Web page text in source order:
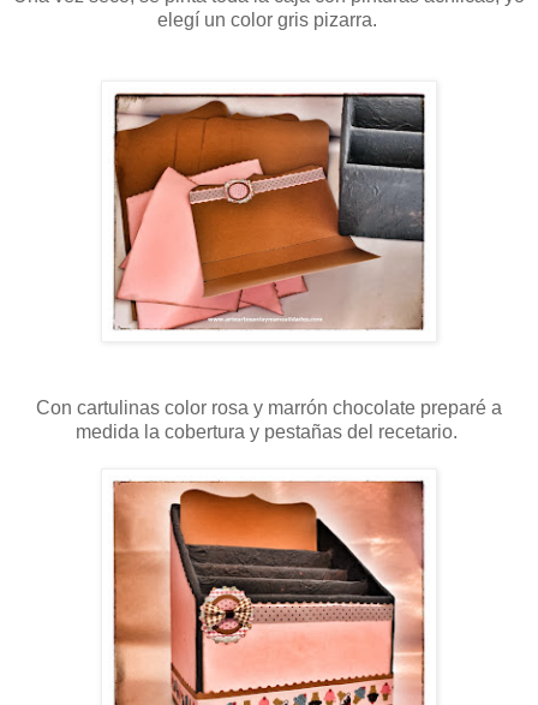
elegí un color gris pizarra.
Con cartulinas color rosa y marrón chocolate preparé a
medida la cobertura y pestañas del recetario.